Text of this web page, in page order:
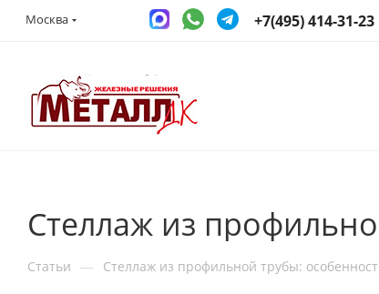
Москва +7(495) 414-31-23
Стеллаж из
Статьи — Стеллаж из профильной трубы: